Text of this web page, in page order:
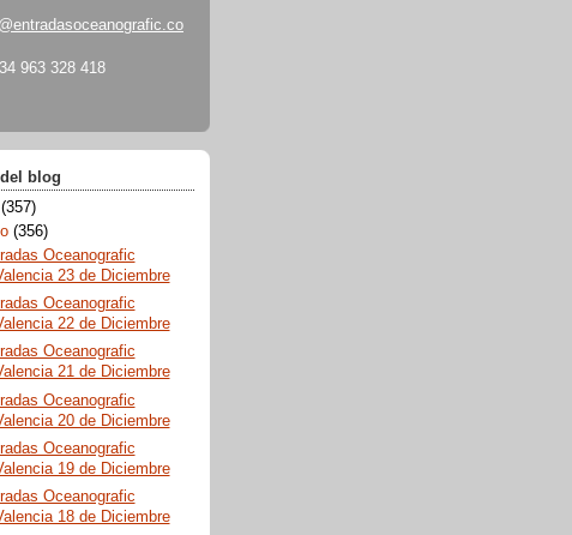
963 328 418
blog
(357)
(356)
Oceanografic
23 de Diciembre
Oceanografic
22 de Diciembre
Oceanografic
21 de Diciembre
Oceanografic
20 de Diciembre
Oceanografic
19 de Diciembre
Oceanografic
18 de Diciembre